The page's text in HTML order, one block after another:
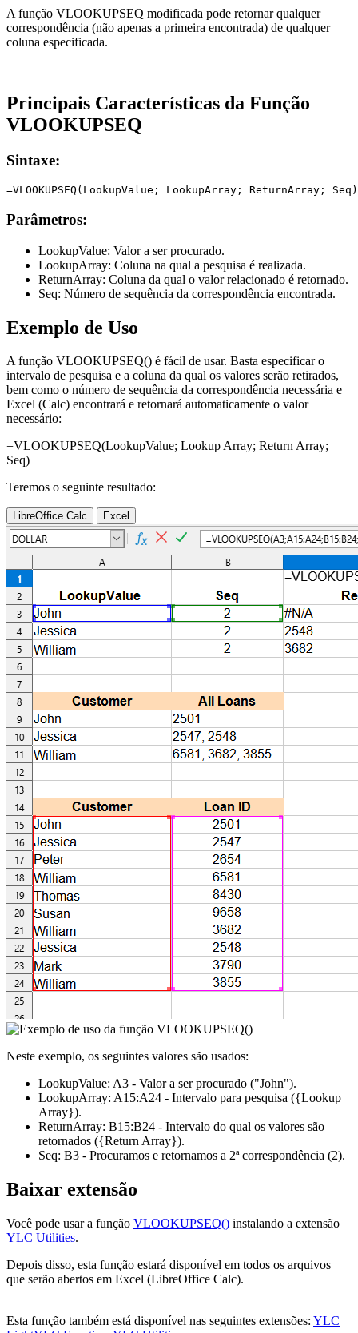
A função VLOOKUPSEQ modificada pode retornar qualquer
correspondência (não apenas a primeira encontrada) de qualquer
coluna especificada.
Principais Características da Função
VLOOKUPSEQ
Sintaxe:
Parâmetros:
LookupValue: Valor a ser procurado.
LookupArray: Coluna na qual a pesquisa é realizada.
ReturnArray: Coluna da qual o valor relacionado é retornado.
Seq: Número de sequência da correspondência encontrada.
Exemplo de Uso
A função VLOOKUPSEQ() é fácil de usar. Basta especificar o
intervalo de pesquisa e a coluna da qual os valores serão retirados,
bem como o número de sequência da correspondência necessária e
Excel (Calc) encontrará e retornará automaticamente o valor
necessário:
=VLOOKUPSEQ(LookupValue; Lookup Array; Return Array;
Seq)
Teremos o seguinte resultado:
LibreOffice Calc Excel
Neste exemplo, os seguintes valores são usados:
LookupValue: A3 - Valor a ser procurado ("John").
LookupArray: A15:A24 - Intervalo para pesquisa ({Lookup
Array}).
ReturnArray: B15:B24 - Intervalo do qual os valores são
retornados ({Return Array}).
Seq: B3 - Procuramos e retornamos a 2ª correspondência (2).
Baixar extensão
Você pode usar a função VLOOKUPSEQ() instalando a extensão
YLC Utilities.
Depois disso, esta função estará disponível em todos os arquivos
que serão abertos em Excel (LibreOffice Calc).
Esta função também está disponível nas seguintes extensões: YLC